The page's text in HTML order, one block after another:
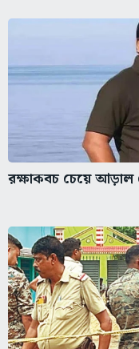
রক্ষাকবচ চেয়ে